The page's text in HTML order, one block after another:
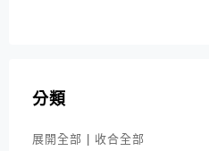
分類
展開全部
收合全部